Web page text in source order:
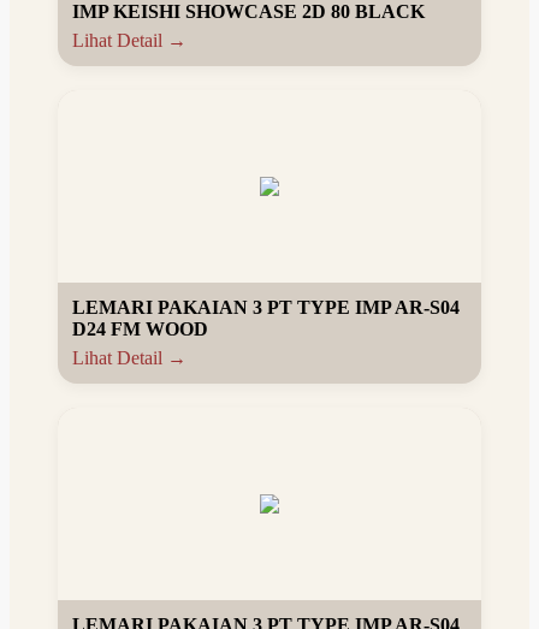
IMP KEISHI SHOWCASE 2D 80 BLACK
Lihat Detail →
LEMARI PAKAIAN 3 PT TYPE IMP AR-S04
D24 FM WOOD
Lihat Detail →
LEMARI PAKAIAN 3 PT TYPE IMP AR-S04